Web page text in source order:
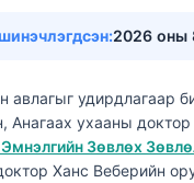
2026 оны
авлагыг удирдлагаар
Анагаах ухааны доктор
Зөвлөх
Ханс Веберийн